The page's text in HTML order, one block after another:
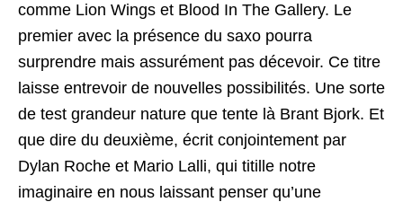
comme Lion Wings et Blood In The Gallery. Le
premier avec la présence du saxo pourra
surprendre mais assurément pas décevoir. Ce titre
laisse entrevoir de nouvelles possibilités. Une sorte
de test grandeur nature que tente là Brant Bjork. Et
que dire du deuxième, écrit conjointement par
Dylan Roche et Mario Lalli, qui titille notre
imaginaire en nous laissant penser qu’une